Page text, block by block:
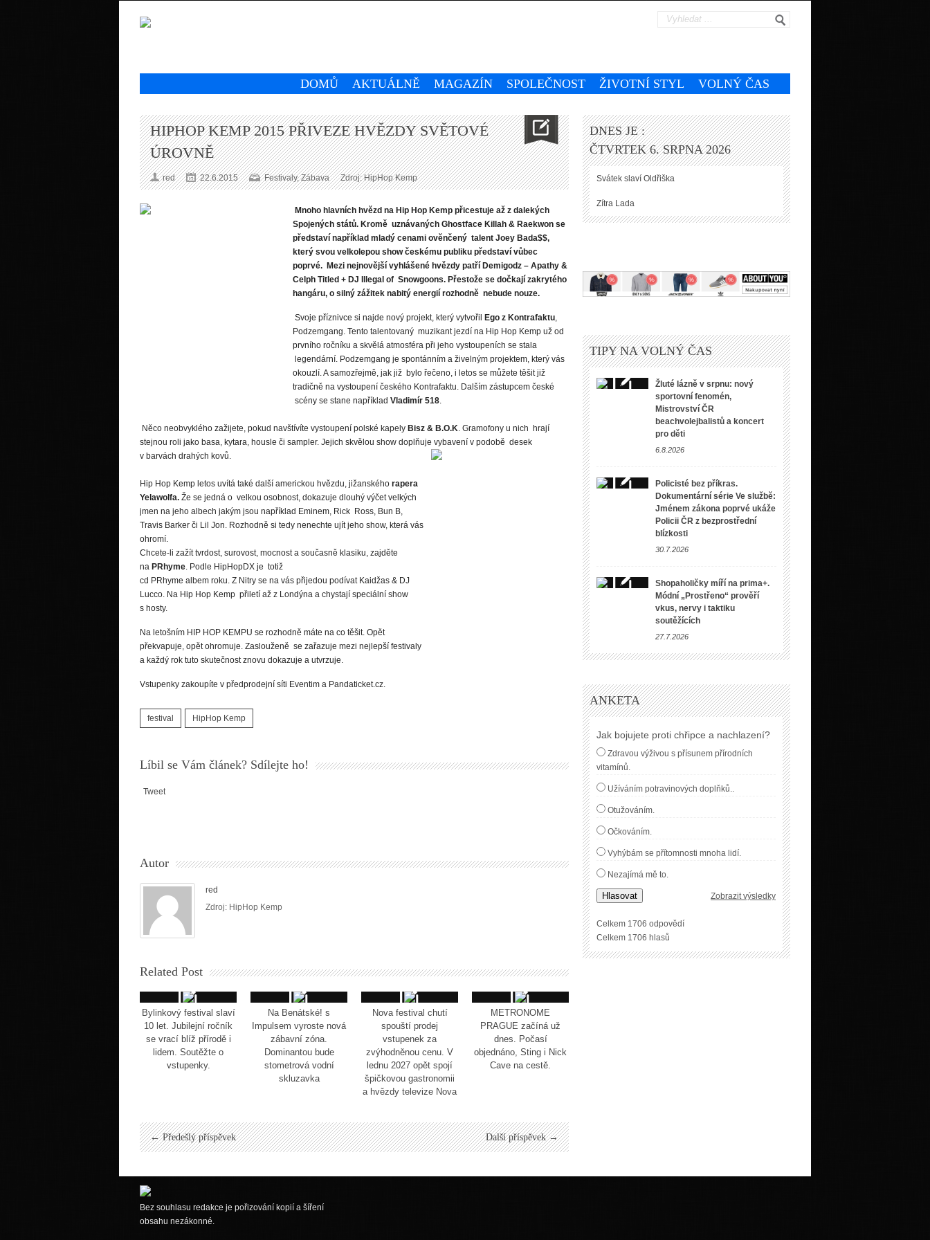
DOMŮ AKTUÁLNĚ MAGAZÍN SPOLEČNOST ŽIVOTNÍ STYL VOLNÝ ČAS
HIPHOP KEMP 2015 PŘIVEZE HVĚZDY SVĚTOVÉ
ÚROVNĚ
red Zdroj: HipHop Kemp
22.6.2015 Festivaly,Zábava
Mnoho hlavních hvězd na Hip Hop Kemp přicestuje až z dalekých
Spojených států. Kromě uznávaných Ghostface Killah & Raekwon se
představí například mladý cenami ověnčený talent Joey Bada$$,
který svou velkolepou show českému publiku představí vůbec
poprvé. Mezi nejnovější vyhlášené hvězdy patří Demigodz – Apathy &
Celph Titled + DJ Illegal of Snowgoons. Přestože se dočkají zakrytého
hangáru, o silný zážitek nabitý energií rozhodně nebude nouze.
Svoje příznivce si najde nový projekt, který vytvořil Ego z Kontrafaktu,
Podzemgang. Tento talentovaný muzikant jezdí na Hip Hop Kemp už od
prvního ročníku a skvělá atmosféra při jeho vystoupeních se stala
legendární. Podzemgang je spontánním a živelným projektem, který vás
okouzlí. A samozřejmě, jak již bylo řečeno, i letos se můžete těšit již
tradičně na vystoupení českého Kontrafaktu. Dalším zástupcem české
scény se stane například Vladimír 518.
Něco neobvyklého zažijete, pokud navštívíte vystoupení polské kapely Bisz & B.O.K. Gramofony u nich hrají
stejnou roli jako basa, kytara, housle či sampler. Jejich skvělou show doplňuje vybavení v podobě desek
v barvách drahých kovů.
Hip Hop Kemp letos uvítá také další americkou hvězdu, jižanského rapera
Yelawolfa. Že se jedná o velkou osobnost, dokazuje dlouhý výčet velkých
jmen na jeho albech jakým jsou například Eminem, Rick Ross, Bun B,
Travis Barker či Lil Jon. Rozhodně si tedy nenechte ujít jeho show, která vás
ohromí.
Chcete-li zažít tvrdost, surovost, mocnost a současně klasiku, zajděte
na PRhyme. Podle HipHopDX je totiž
cd PRhyme albem roku. Z Nitry se na vás přijedou podívat Kaidžas & DJ
Lucco. Na Hip Hop Kemp přiletí až z Londýna a chystají speciální show
s hosty.
Na letošním HIP HOP KEMPU se rozhodně máte na co těšit. Opět
překvapuje, opět ohromuje. Zaslouženě se zařazuje mezi nejlepší festivaly
a každý rok tuto skutečnost znovu dokazuje a utvrzuje.
Vstupenky zakoupíte v předprodejní síti Eventim a Pandaticket.cz.
festival HipHop Kemp
Líbil se Vám článek? Sdílejte ho!
Tweet
Autor
red
Zdroj: HipHop Kemp
Related Post
Bylinkový festival slaví
10 let. Jubilejní ročník
se vrací blíž přírodě i
lidem. Soutěžte o
vstupenky.
Na Benátské! s
Impulsem vyroste nová
zábavní zóna.
Dominantou bude
stometrová vodní
skluzavka
Nova festival chutí
spouští prodej
vstupenek za
zvýhodněnou cenu. V
lednu 2027 opět spojí
špičkovou gastronomii
a hvězdy televize Nova
METRONOME
PRAGUE začíná už
dnes. Počasí
objednáno, Sting i Nick
Cave na cestě.
← Předešlý příspěvek Další příspěvek →
DNES JE :
ČTVRTEK 6. SRPNA 2026
Svátek slaví Oldřiška
Zítra Lada
TIPY NA VOLNÝ ČAS
Žluté lázně v srpnu: nový
sportovní fenomén,
Mistrovství ČR
beachvolejbalistů a koncert
pro děti
6.8.2026
Policisté bez příkras.
Dokumentární série Ve službě:
Jménem zákona poprvé ukáže
Policii ČR z bezprostřední
blízkosti
30.7.2026
Shopaholičky míří na prima+.
Módní „Prostřeno“ prověří
vkus, nervy i taktiku
soutěžících
27.7.2026
ANKETA
Jak bojujete proti chřipce a nachlazení?
Zdravou výživou s přísunem přírodních
vitamínů.
Užíváním potravinových doplňků..
Otužováním.
Očkováním.
Vyhýbám se přítomnosti mnoha lidí.
Nezajímá mě to.
Hlasovat Zobrazit výsledky
Celkem 1706 odpovědí
Celkem 1706 hlasů
Bez souhlasu redakce je pořizování kopií a šíření
obsahu nezákonné.